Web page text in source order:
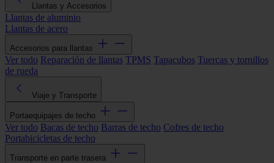
Llantas y Accesorios
Llantas de aluminio
Llantas de acero
Accesorios para llantas
Ver todo Reparación de llantas TPMS Tapacubos Tuercas y tornillos
de rueda
Viaje y Transporte
Portaequipajes de techo
Ver todo Bacas de techo Barras de techo Cofres de techo
Portabicicletas de techo
Transporte en parte trasera